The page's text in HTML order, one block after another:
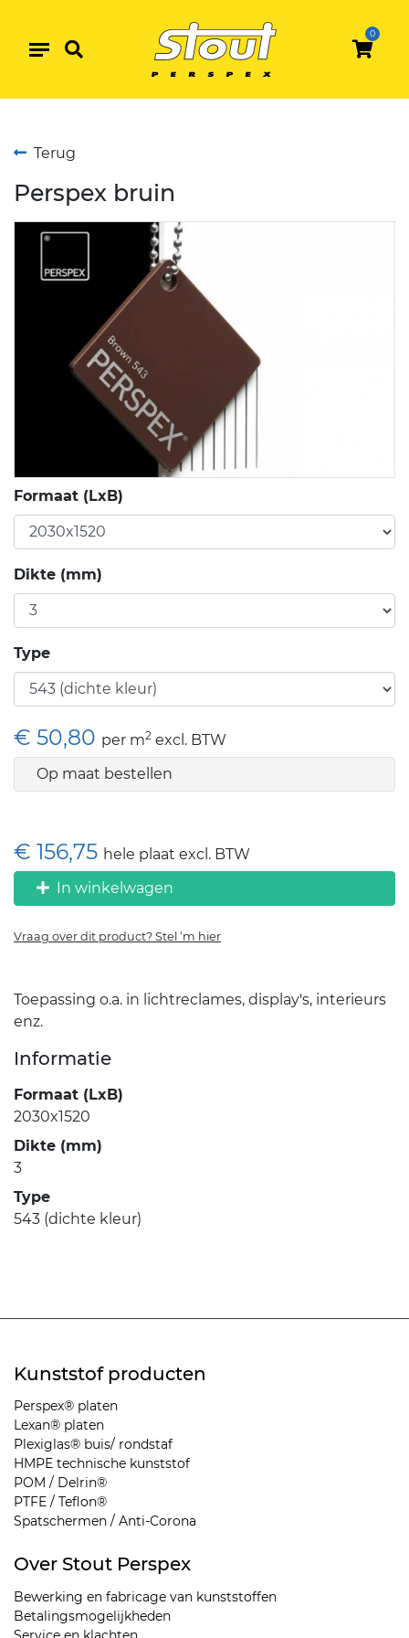
0
Terug
Perspex bruin
Formaat (LxB)
Dikte (mm)
Type
€ 50,80 per m2 excl. BTW
Op maat bestellen
€ 156,75 hele plaat excl. BTW
In winkelwagen
Vraag over dit product? Stel ‘m hier
Toepassing o.a. in lichtreclames, display's, interieurs
enz.
Informatie
Formaat (LxB)
2030x1520
Dikte (mm)
3
Type
543 (dichte kleur)
Kunststof producten
Perspex® platen
Lexan® platen
Plexiglas® buis/ rondstaf
HMPE technische kunststof
POM / Delrin®
PTFE / Teflon®
Spatschermen / Anti-Corona
Over Stout Perspex
Bewerking en fabricage van kunststoffen
Betalingsmogelijkheden